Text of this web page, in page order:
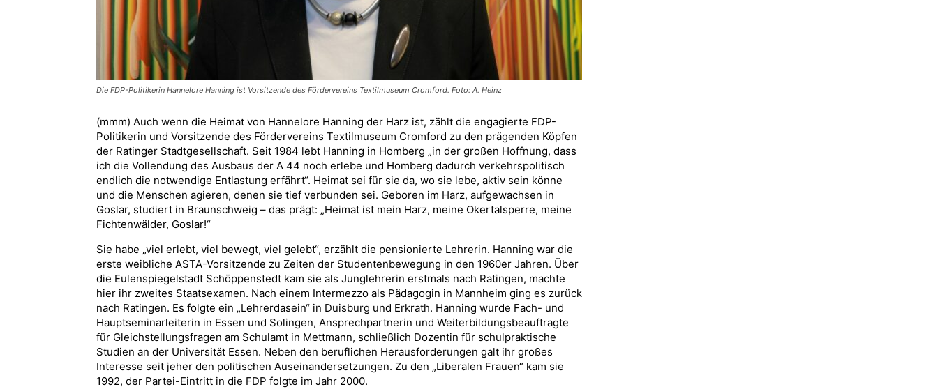
Die FDP-Politikerin Hannelore Hanning ist Vorsitzende des Fördervereins Textilmuseum Cromford. Foto: A. Heinz
(mmm) Auch wenn die Heimat von Hannelore Hanning der Harz ist, zählt die engagierte FDP-
Politikerin und Vorsitzende des Fördervereins Textilmuseum Cromford zu den prägenden Köpfen
der Ratinger Stadtgesellschaft. Seit 1984 lebt Hanning in Homberg „in der großen Hoffnung, dass
ich die Vollendung des Ausbaus der A 44 noch erlebe und Homberg dadurch verkehrspolitisch
endlich die notwendige Entlastung erfährt“. Heimat sei für sie da, wo sie lebe, aktiv sein könne
und die Menschen agieren, denen sie tief verbunden sei. Geboren im Harz, aufgewachsen in
Goslar, studiert in Braunschweig – das prägt: „Heimat ist mein Harz, meine Okertalsperre, meine
Fichtenwälder, Goslar!“
Sie habe „viel erlebt, viel bewegt, viel gelebt“, erzählt die pensionierte Lehrerin. Hanning war die
erste weibliche ASTA-Vorsitzende zu Zeiten der Studentenbewegung in den 1960er Jahren. Über
die Eulenspiegelstadt Schöppenstedt kam sie als Junglehrerin erstmals nach Ratingen, machte
hier ihr zweites Staatsexamen. Nach einem Intermezzo als Pädagogin in Mannheim ging es zurück
nach Ratingen. Es folgte ein „Lehrerdasein“ in Duisburg und Erkrath. Hanning wurde Fach- und
Hauptseminarleiterin in Essen und Solingen, Ansprechpartnerin und Weiterbildungsbeauftragte
für Gleichstellungsfragen am Schulamt in Mettmann, schließlich Dozentin für schulpraktische
Studien an der Universität Essen. Neben den beruflichen Herausforderungen galt ihr großes
Interesse seit jeher den politischen Auseinandersetzungen. Zu den „Liberalen Frauen“ kam sie
1992, der Partei-Eintritt in die FDP folgte im Jahr 2000.